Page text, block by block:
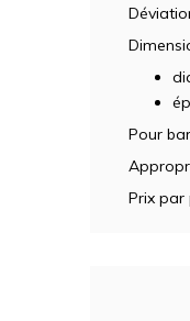
Pour
Prix par